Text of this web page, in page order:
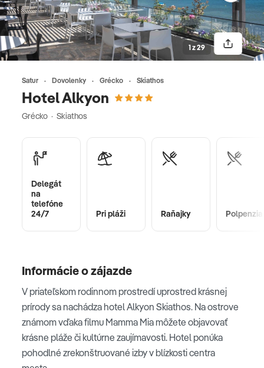
Satur Dovolenky Grécko Skiathos
Hotel Alkyon
Grécko · Skiathos
1 z 29
Delegát
na
telefóne
24/7
Pri pláži Raňajky Polpenzia
Informácie o zájazde
V priateľskom rodinnom prostredí uprostred krásnej
prírody sa nachádza hotel Alkyon Skiathos. Na ostrove
známom vďaka filmu Mamma Mia môžete objavovať
krásne pláže či kultúrne zaujímavosti. Hotel ponúka
pohodlné zrekonštruované izby v blízkosti centra